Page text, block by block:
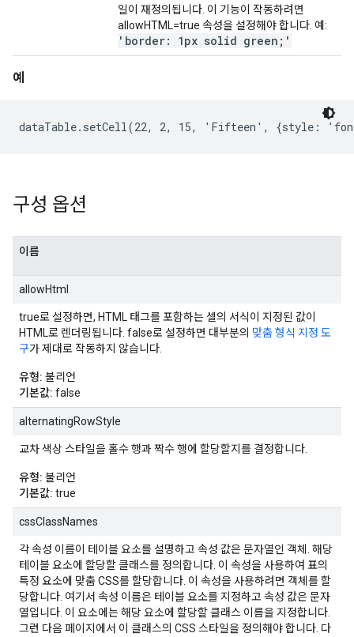
일이 재정의됩니다. 이 기능이 작동하려면
allowHTML=true 속성을 설정해야 합니다. 예:
'border: 1px solid green;'
예
dataTable.setCell(22, 2, 15, 'Fifteen', {style:
구성 옵션
이름
allowHtml
true로 설정하면, HTML 태그를 포함하는 셀의 서식이 지정된 값이
HTML로 렌더링됩니다. false로 설정하면 대부분의 맞춤 형식 지정 도
구가 제대로 작동하지 않습니다.
유형: 불리언
기본값: false
alternatingRowStyle
교차 색상 스타일을 홀수 행과 짝수 행에 할당할지를 결정합니다.
유형: 불리언
기본값: true
cssClassNames
각 속성 이름이 테이블 요소를 설명하고 속성 값은 문자열인 객체. 해당
테이블 요소에 할당할 클래스를 정의합니다. 이 속성을 사용하여 표의
특정 요소에 맞춤 CSS를 할당합니다. 이 속성을 사용하려면 객체를 할
당합니다. 여기서 속성 이름은 테이블 요소를 지정하고 속성 값은 문자
열입니다. 이 요소에는 해당 요소에 할당할 클래스 이름을 지정합니다.
그런 다음 페이지에서 이 클래스의 CSS 스타일을 정의해야 합니다. 다